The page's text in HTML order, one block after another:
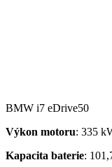
BMW i7 eDrive50
Výkon motoru: 335
Kapacita baterie: